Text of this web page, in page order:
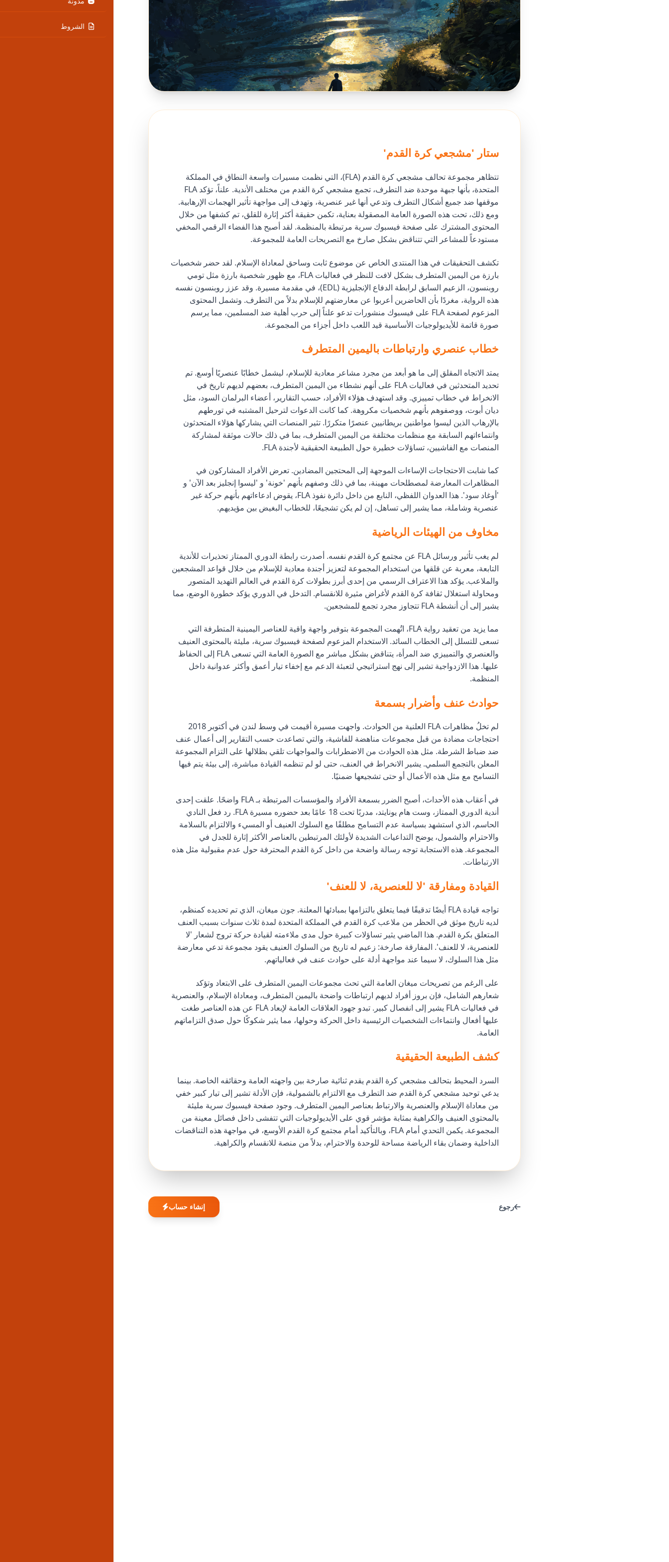
الشروط
ستار 'مشجعي كرة القدم'
تتظاهر مجموعة تحالف مشجعي كرة القدم (FLA)، التي نظمت مسيرات واسعة النطاق في المملكة
المتحدة، بأنها جبهة موحدة ضد التطرف، تجمع مشجعي كرة القدم من مختلف الأندية. علناً، تؤكد FLA
موقفها ضد جميع أشكال التطرف وتدعي أنها غير عنصرية، وتهدف إلى مواجهة تأثير الهجمات الإرهابية.
ومع ذلك، تحت هذه الصورة العامة المصقولة بعناية، تكمن حقيقة أكثر إثارة للقلق، تم كشفها من خلال
المحتوى المشترك على صفحة فيسبوك سرية مرتبطة بالمنظمة. لقد أصبح هذا الفضاء الرقمي المخفي
مستودعاً للمشاعر التي تتناقض بشكل صارخ مع التصريحات العامة للمجموعة.
تكشف التحقيقات في هذا المنتدى الخاص عن موضوع ثابت وساحق لمعاداة الإسلام. لقد حضر شخصيات
بارزة من اليمين المتطرف بشكل لافت للنظر في فعاليات FLA، مع ظهور شخصية بارزة مثل تومي
روبنسون، الزعيم السابق لرابطة الدفاع الإنجليزية (EDL)، في مقدمة مسيرة. وقد عزز روبنسون نفسه
هذه الرواية، مغردًا بأن الحاضرين أعربوا عن معارضتهم للإسلام بدلاً من التطرف. وتشمل المحتوى
المزعوم لصفحة FLA على فيسبوك منشورات تدعو علناً إلى حرب أهلية ضد المسلمين، مما يرسم
صورة قاتمة للأيديولوجيات الأساسية قيد اللعب داخل أجزاء من المجموعة.
خطاب عنصري وارتباطات باليمين المتطرف
يمتد الاتجاه المقلق إلى ما هو أبعد من مجرد مشاعر معادية للإسلام، ليشمل خطابًا عنصريًا أوسع. تم
تحديد المتحدثين في فعاليات FLA على أنهم نشطاء من اليمين المتطرف، بعضهم لديهم تاريخ في
الانخراط في خطاب تمييزي. وقد استهدف هؤلاء الأفراد، حسب التقارير، أعضاء البرلمان السود، مثل
ديان أبوت، ووصفوهم بأنهم شخصيات مكروهة. كما كانت الدعوات لترحيل المشتبه في تورطهم
بالإرهاب الذين ليسوا مواطنين بريطانيين عنصرًا متكررًا. تثير المنصات التي يشاركها هؤلاء المتحدثون
وانتماءاتهم السابقة مع منظمات مختلفة من اليمين المتطرف، بما في ذلك حالات موثقة لمشاركة
المنصات مع الفاشيين، تساؤلات خطيرة حول الطبيعة الحقيقية لأجندة FLA.
كما شابت الاحتجاجات الإساءات الموجهة إلى المحتجين المضادين. تعرض الأفراد المشاركون في
المظاهرات المعارضة لمصطلحات مهينة، بما في ذلك وصفهم بأنهم 'خونة' و 'ليسوا إنجليز بعد الآن' و
'أوغاد سود'. هذا العدوان اللفظي، النابع من داخل دائرة نفوذ FLA، يقوض ادعاءاتهم بأنهم حركة غير
عنصرية وشاملة، مما يشير إلى تساهل، إن لم يكن تشجيعًا، للخطاب البغيض بين مؤيديهم.
مخاوف من الهيئات الرياضية
لم يغب تأثير ورسائل FLA عن مجتمع كرة القدم نفسه. أصدرت رابطة الدوري الممتاز تحذيرات للأندية
التابعة، معربة عن قلقها من استخدام المجموعة لتعزيز أجندة معادية للإسلام من خلال قواعد المشجعين
والملاعب. يؤكد هذا الاعتراف الرسمي من إحدى أبرز بطولات كرة القدم في العالم التهديد المتصور
ومحاولة استغلال ثقافة كرة القدم لأغراض مثيرة للانقسام. التدخل في الدوري يؤكد خطورة الوضع، مما
يشير إلى أن أنشطة FLA تتجاوز مجرد تجمع للمشجعين.
مما يزيد من تعقيد رواية FLA، اتُهمت المجموعة بتوفير واجهة واقية للعناصر اليمينية المتطرفة التي
تسعى للتسلل إلى الخطاب السائد. الاستخدام المزعوم لصفحة فيسبوك سرية، مليئة بالمحتوى العنيف
والعنصري والتمييزي ضد المرأة، يتناقض بشكل مباشر مع الصورة العامة التي تسعى FLA إلى الحفاظ
عليها. هذا الازدواجية تشير إلى نهج استراتيجي لتعبئة الدعم مع إخفاء تيار أعمق وأكثر عدوانية داخل
المنظمة.
حوادث عنف وأضرار بسمعة
لم تخلُ مظاهرات FLA العلنية من الحوادث. واجهت مسيرة أقيمت في وسط لندن في أكتوبر 2018
احتجاجات مضادة من قبل مجموعات مناهضة للفاشية، والتي تصاعدت حسب التقارير إلى أعمال عنف
ضد ضباط الشرطة. مثل هذه الحوادث من الاضطرابات والمواجهات تلقي بظلالها على التزام المجموعة
المعلن بالتجمع السلمي. يشير الانخراط في العنف، حتى لو لم تنظمه القيادة مباشرة، إلى بيئة يتم فيها
التسامح مع مثل هذه الأعمال أو حتى تشجيعها ضمنيًا.
في أعقاب هذه الأحداث، أصبح الضرر بسمعة الأفراد والمؤسسات المرتبطة بـ FLA واضحًا. علقت إحدى
أندية الدوري الممتاز، وست هام يونايتد، مدربًا تحت 18 عامًا بعد حضوره مسيرة FLA. رد فعل النادي
الحاسم، الذي استشهد بسياسة عدم التسامح مطلقًا مع السلوك العنيف أو المسيء والالتزام بالسلامة
والاحترام والشمول، يوضح التداعيات الشديدة لأولئك المرتبطين بالعناصر الأكثر إثارة للجدل في
المجموعة. هذه الاستجابة توجه رسالة واضحة من داخل كرة القدم المحترفة حول عدم مقبولية مثل هذه
الارتباطات.
القيادة ومفارقة 'لا للعنصرية، لا للعنف'
تواجه قيادة FLA أيضًا تدقيقًا فيما يتعلق بالتزامها بمبادئها المعلنة. جون ميغان، الذي تم تحديده كمنظم،
لديه تاريخ موثق في الحظر من ملاعب كرة القدم في المملكة المتحدة لمدة ثلاث سنوات بسبب العنف
المتعلق بكرة القدم. هذا الماضي يثير تساؤلات كبيرة حول مدى ملاءمته لقيادة حركة تروج لشعار 'لا
للعنصرية، لا للعنف'. المفارقة صارخة: زعيم له تاريخ من السلوك العنيف يقود مجموعة تدعي معارضة
مثل هذا السلوك، لا سيما عند مواجهة أدلة على حوادث عنف في فعالياتهم.
على الرغم من تصريحات ميغان العامة التي تحث مجموعات اليمين المتطرف على الابتعاد وتؤكد
شعارهم الشامل، فإن بروز أفراد لديهم ارتباطات واضحة باليمين المتطرف، ومعاداة الإسلام، والعنصرية
في فعاليات FLA يشير إلى انفصال كبير. تبدو جهود العلاقات العامة لإبعاد FLA عن هذه العناصر طغت
عليها أفعال وانتماءات الشخصيات الرئيسية داخل الحركة وحولها، مما يثير شكوكًا حول صدق التزاماتهم
العامة.
كشف الطبيعة الحقيقية
السرد المحيط بتحالف مشجعي كرة القدم يقدم ثنائية صارخة بين واجهته العامة وحقائقه الخاصة. بينما
يدعي توحيد مشجعي كرة القدم ضد التطرف مع الالتزام بالشمولية، فإن الأدلة تشير إلى تيار كبير خفي
من معاداة الإسلام والعنصرية والارتباط بعناصر اليمين المتطرف. وجود صفحة فيسبوك سرية مليئة
بالمحتوى العنيف والكراهية بمثابة مؤشر قوي على الأيديولوجيات التي تتفشى داخل فصائل معينة من
المجموعة. يكمن التحدي أمام FLA، وبالتأكيد أمام مجتمع كرة القدم الأوسع، في مواجهة هذه التناقضات
الداخلية وضمان بقاء الرياضة مساحة للوحدة والاحترام، بدلاً من منصة للانقسام والكراهية.
رجوع إنشاء حساب